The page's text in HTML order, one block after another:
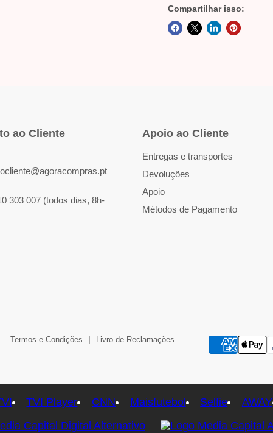
Compartilhar isso:
ao Cliente
303 007 (todos dias, 8h-
Apoio ao Cliente
Entregas e transportes
Devoluções
Apoio
Métodos de Pagamento
Termos e Condições Livro de Reclamações
TVI Player CNN Maisfutebol Selfie AWAY